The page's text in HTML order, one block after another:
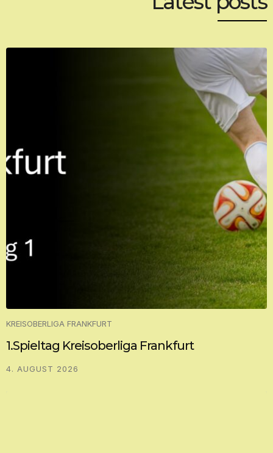
KREISOBERLIGA FRANKFURT
1.Spieltag Kreisoberliga Frankfurt
4. AUGUST 2026